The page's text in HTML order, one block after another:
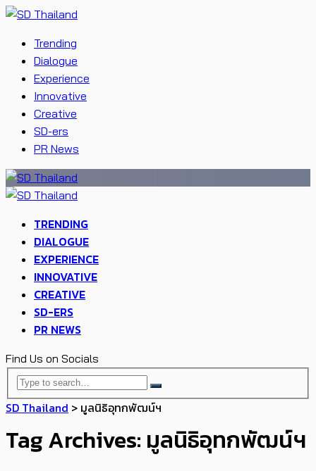
Trending
Dialogue
Experience
Innovative
Creative
SD-ers
PR News
TRENDING
DIALOGUE
EXPERIENCE
INNOVATIVE
CREATIVE
SD-ERS
PR NEWS
Find Us on Socials
SD Thailand > มูลนิธิอุทกพัฒน์ฯ
Tag Archives: มูลนิธิอุทกพัฒน์ฯ